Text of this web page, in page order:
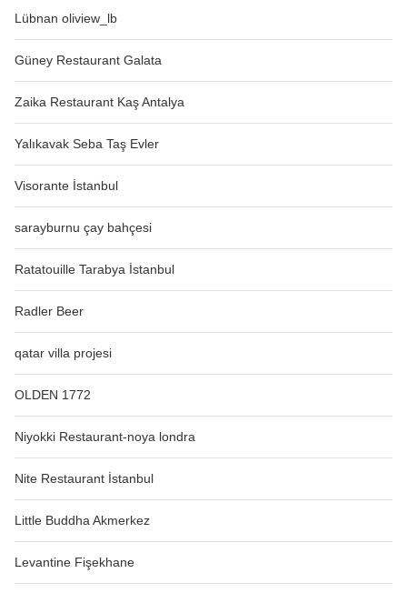
Lübnan oliview_lb
Güney Restaurant Galata
Zaika Restaurant Kaş Antalya
Yalıkavak Seba Taş Evler
Visorante İstanbul
sarayburnu çay bahçesi
Ratatouille Tarabya İstanbul
Radler Beer
qatar villa projesi
OLDEN 1772
Niyokki Restaurant-noya londra
Nite Restaurant İstanbul
Little Buddha Akmerkez
Levantine Fişekhane